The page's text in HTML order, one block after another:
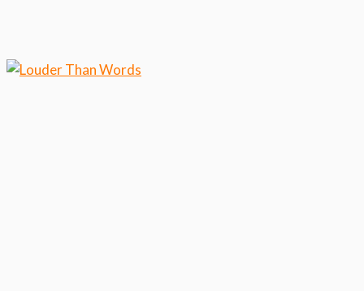
Klik hier als je meer wilt weten over ons